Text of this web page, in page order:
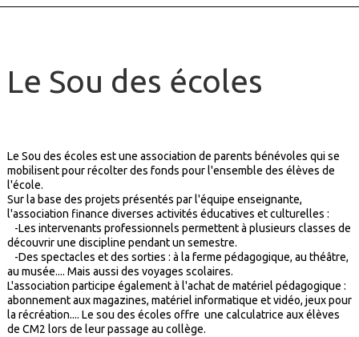
Le Sou des écoles
Le Sou des écoles est une association de parents bénévoles qui se
mobilisent pour récolter des fonds pour l'ensemble des élèves de
l'école.
Sur la base des projets présentés par l'équipe enseignante,
l'association finance diverses activités éducatives et culturelles :
-Les intervenants professionnels permettent à plusieurs classes de
découvrir une discipline pendant un semestre.
-Des spectacles et des sorties : à la ferme pédagogique, au théâtre,
au musée.... Mais aussi des voyages scolaires.
L'association participe également à l'achat de matériel pédagogique :
abonnement aux magazines, matériel informatique et vidéo, jeux pour
la récréation.... Le sou des écoles offre une calculatrice aux élèves
de CM2 lors de leur passage au collège.